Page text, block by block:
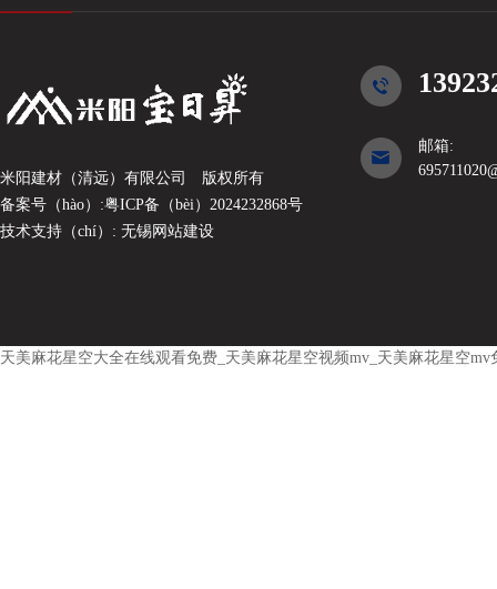
米阳建材（清远）有限公司
版权所有
备案号（hào）:粤ICP备（bèi）2024232868号
技术支持（chí）: 无锡网站建设
邮箱:
天美麻花星空大全在线观看免费_天美麻花星空视频mv_天美麻花星空